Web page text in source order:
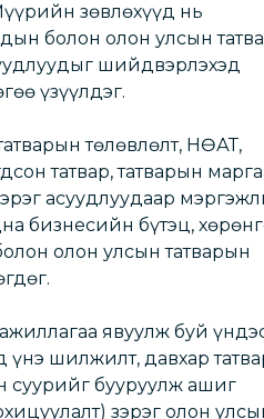
зөвлөхүүд нь
болон олон улсын
шийдвэрлэхэд
үзүүлдэг.
төлөвлөлт, НӨАТ,
татвар, татварын
асуудлуудаар
бизнесийн бүтэц,
олон улсын татварын
явуулж буй
шилжилт, давхар
суурийг бууруулж ашиг
зэрэг олон